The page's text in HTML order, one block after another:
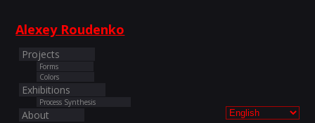
Alexey Roudenko
Projects
Forms
Colors
Exhibitions
Process Synthesis
About